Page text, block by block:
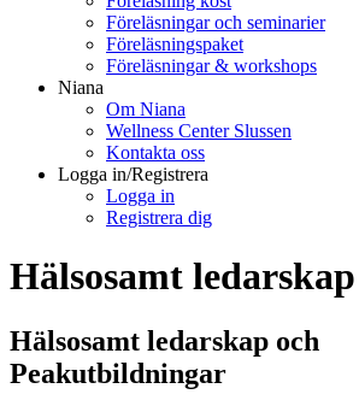
Föreläsningar och seminarier
Föreläsningspaket
Föreläsningar & workshops
Niana
Om Niana
Wellness Center Slussen
Kontakta oss
Logga in/Registrera
Logga in
Registrera dig
Hälsosamt ledarskap
Hälsosamt ledarskap och
Peakutbildningar